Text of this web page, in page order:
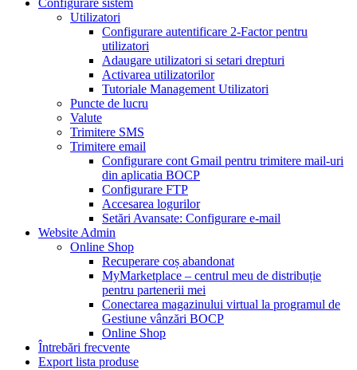
Configurare sistem
Utilizatori
Configurare autentificare 2-Factor pentru
utilizatori
Adaugare utilizatori si setari drepturi
Activarea utilizatorilor
Tutoriale Management Utilizatori
Puncte de lucru
Valute
Trimitere SMS
Trimitere email
Configurare cont Gmail pentru trimitere mail-uri
din aplicatia BOCP
Configurare FTP
Accesarea logurilor
Setări Avansate: Configurare e-mail
Website Admin
Online Shop
Recuperare coș abandonat
MyMarketplace – centrul meu de distribuție
pentru partenerii mei
Conectarea magazinului virtual la programul de
Gestiune vânzări BOCP
Online Shop
Întrebări frecvente
Export lista produse